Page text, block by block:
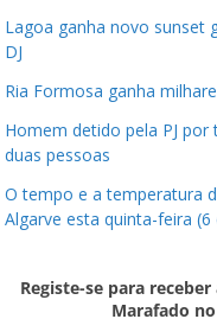
Lagoa ganha novo sunset
DJ
Ria Formosa ganha
Homem detido pela PJ
duas pessoas
O tempo e a temperatura
Algarve esta quinta-feira
Registe-se para
Marafado